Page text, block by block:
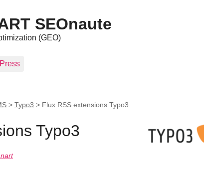
SEOnaute
(GEO)
> Typo3 > Flux RSS extensions Typo3
Typo3